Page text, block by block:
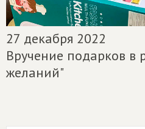
27 декабря 2022
Вручение подарков в
желаний"